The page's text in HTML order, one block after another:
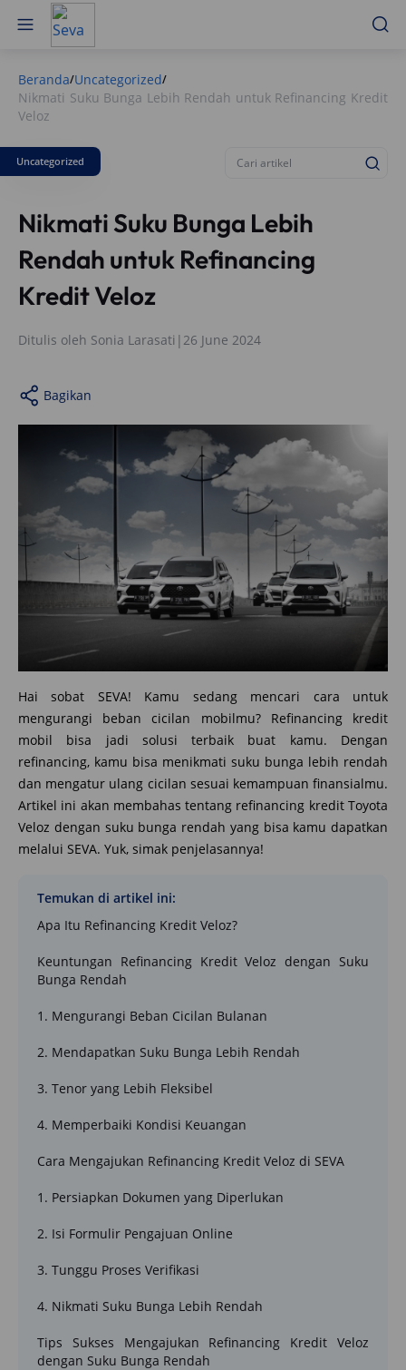
Beranda/Uncategorized/
Nikmati Suku Bunga Lebih Rendah untuk Refinancing Kredit
Veloz
Uncategorized
Nikmati Suku Bunga Lebih
Rendah untuk Refinancing
Kredit Veloz
Ditulis oleh Sonia Larasati | 26 June 2024
Bagikan
Hai sobat SEVA! Kamu sedang mencari cara untuk
mengurangi beban cicilan mobilmu? Refinancing kredit
mobil bisa jadi solusi terbaik buat kamu. Dengan
refinancing, kamu bisa menikmati suku bunga lebih rendah
dan mengatur ulang cicilan sesuai kemampuan finansialmu.
Artikel ini akan membahas tentang refinancing kredit Toyota
Veloz dengan suku bunga rendah yang bisa kamu dapatkan
melalui SEVA. Yuk, simak penjelasannya!
Temukan di artikel ini:
Apa Itu Refinancing Kredit Veloz?
Keuntungan Refinancing Kredit Veloz dengan Suku
Bunga Rendah
1. Mengurangi Beban Cicilan Bulanan
2. Mendapatkan Suku Bunga Lebih Rendah
3. Tenor yang Lebih Fleksibel
4. Memperbaiki Kondisi Keuangan
Cara Mengajukan Refinancing Kredit Veloz di SEVA
1. Persiapkan Dokumen yang Diperlukan
2. Isi Formulir Pengajuan Online
3. Tunggu Proses Verifikasi
4. Nikmati Suku Bunga Lebih Rendah
Tips Sukses Mengajukan Refinancing Kredit Veloz
dengan Suku Bunga Rendah